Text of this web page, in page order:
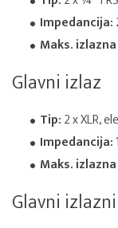
Impedancija:
Maks.
Glavni izlaz
Tip:2 x XLR,
Impedancija:
Maks.
Glavni